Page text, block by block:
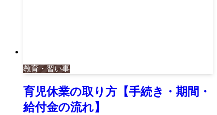
教育・習い事
育児休業の取り方【手続き・期間・
給付金の流れ】